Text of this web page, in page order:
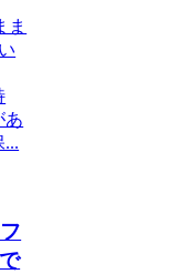
ま
あ
...